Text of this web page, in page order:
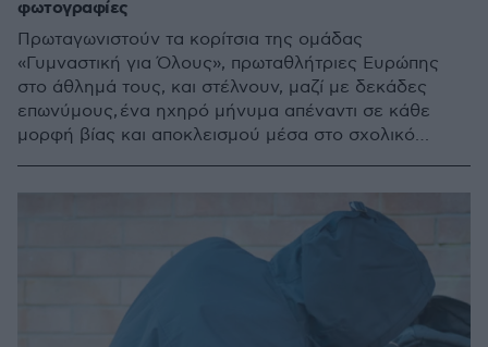
φωτογραφίες
Πρωταγωνιστούν τα κορίτσια της ομάδας
«Γυμναστική για Όλους», πρωταθλήτριες Ευρώπης
στο άθλημά τους, και στέλνουν, μαζί με δεκάδες
επωνύμους, ένα ηχηρό μήνυμα απέναντι σε κάθε
μορφή βίας και αποκλεισμού μέσα στο σχολικό